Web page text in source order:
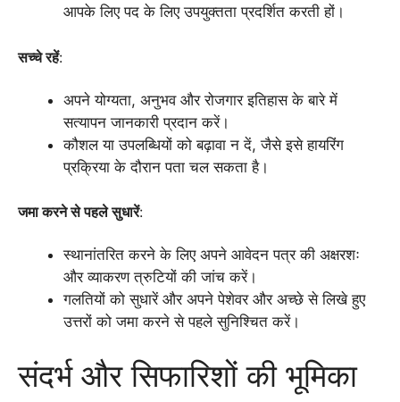
आपके लिए पद के लिए उपयुक्तता प्रदर्शित करती हों।
सच्चे रहें:
अपने योग्यता, अनुभव और रोजगार इतिहास के बारे में
सत्यापन जानकारी प्रदान करें।
कौशल या उपलब्धियों को बढ़ावा न दें, जैसे इसे हायरिंग
प्रक्रिया के दौरान पता चल सकता है।
जमा करने से पहले सुधारें:
स्थानांतरित करने के लिए अपने आवेदन पत्र की अक्षरशः
और व्याकरण त्रुटियों की जांच करें।
गलतियों को सुधारें और अपने पेशेवर और अच्छे से लिखे हुए
उत्तरों को जमा करने से पहले सुनिश्चित करें।
संदर्भ और सिफारिशों की भूमिका